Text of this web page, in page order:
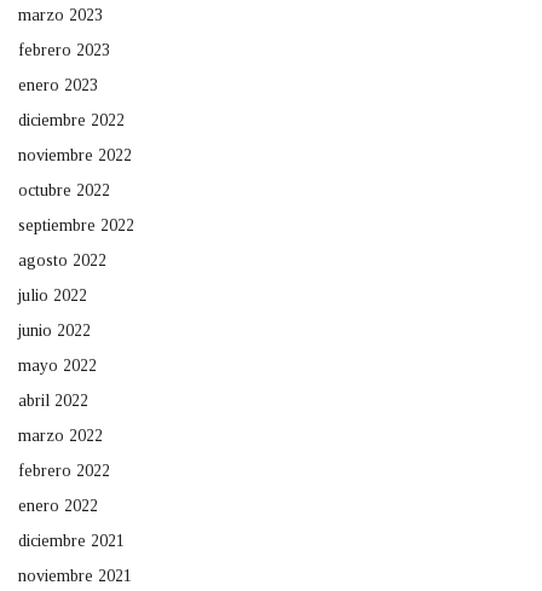
marzo 2023
febrero 2023
enero 2023
diciembre 2022
noviembre 2022
octubre 2022
septiembre 2022
agosto 2022
julio 2022
junio 2022
mayo 2022
abril 2022
marzo 2022
febrero 2022
enero 2022
diciembre 2021
noviembre 2021